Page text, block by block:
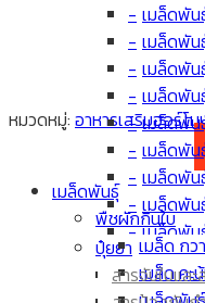
เมล็ดพั
เมล็ดพัน
เมล็ดพั
เมล็ดพั
เมล็ดพั
เมล็ดพัน
เมล็ดพัน
เมล็ดพัน
เมล็ดพัน
เมล็ดพันธุ์
เมล็ดพั
ปุ๋ยยา
สารจับใบแล
หมวดหมู่: อาหารเสริมฮอร์โ
เมล็ดพันธุ์
พืชผักกินใบ
เมล็ด กว
เมล็ด คะ